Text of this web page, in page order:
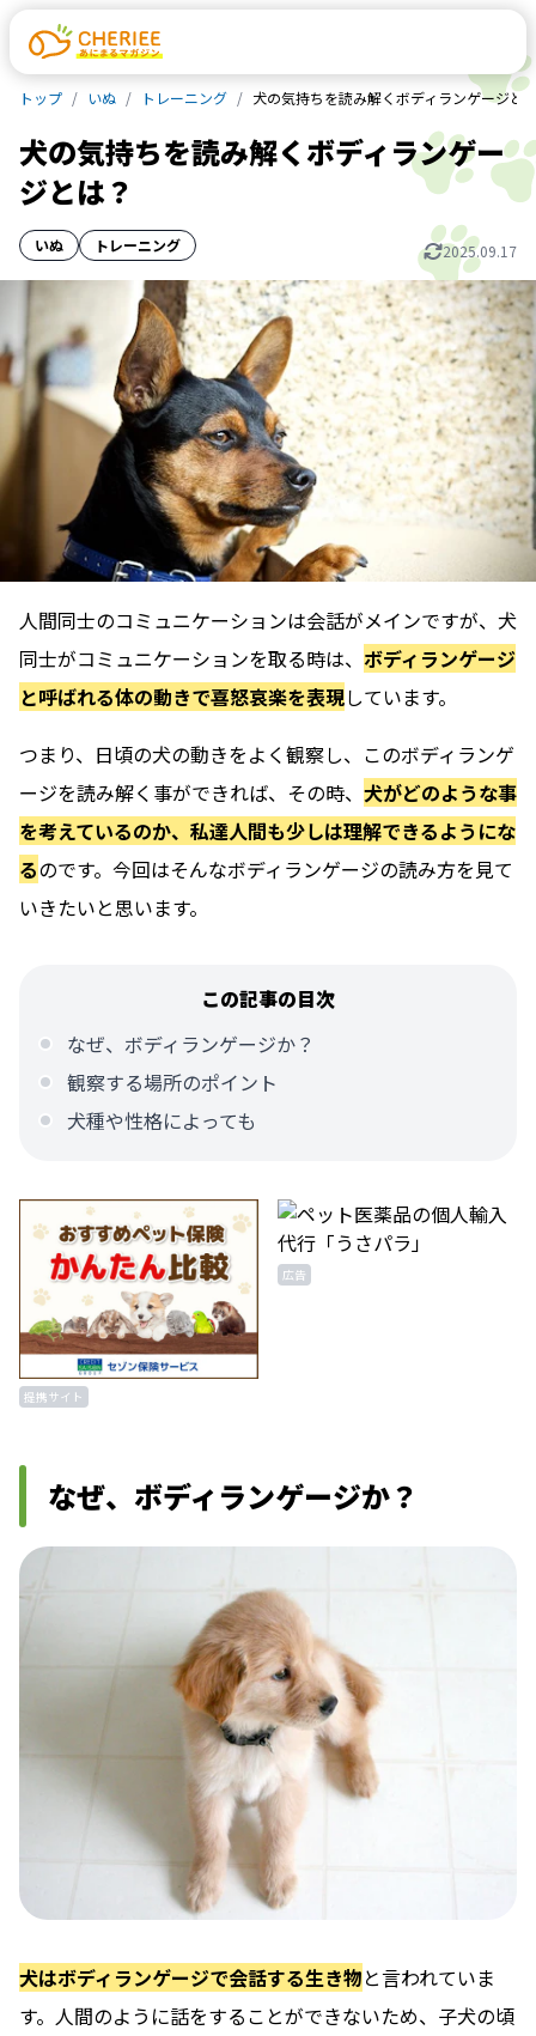
トップ いぬ トレーニング 犬の気持ちを読み解くボディランゲージと
犬の気持ちを読み解くボディランゲー
ジとは？
いぬ トレーニング 2025.09.17
人間同士のコミュニケーションは会話がメインですが、犬
同士がコミュニケーションを取る時は、 ボディランゲージ
と呼ばれる体の動きで喜怒哀楽を表現しています。
つまり、日頃の犬の動きをよく観察し、このボディランゲ
ージを読み解く事ができれば、その時、 犬がどのような事
を考えているのか、私達人間も少しは理解できるようにな
るのです。今回はそんなボディランゲージの読み方を見て
いきたいと思います。
この記事の目次
なぜ、ボディランゲージか？
観察する場所のポイント
犬種や性格によっても
提携サイト
広告
なぜ、ボディランゲージか？
犬はボディランゲージで会話する生き物と言われていま
す。人間のように話をすることができないため、子犬の頃